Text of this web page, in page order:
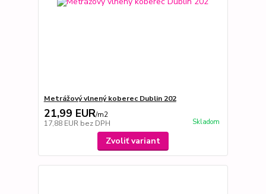
Metrážový vlnený koberec Dublin 202
21,99 EUR/m2
17,88 EUR bez DPH Skladom
Zvoliť variant